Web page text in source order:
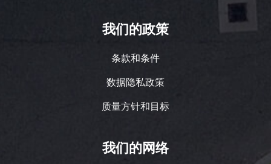
我们的政策
条款和条件
数据隐私政策
质量方针和目标
我们的网络